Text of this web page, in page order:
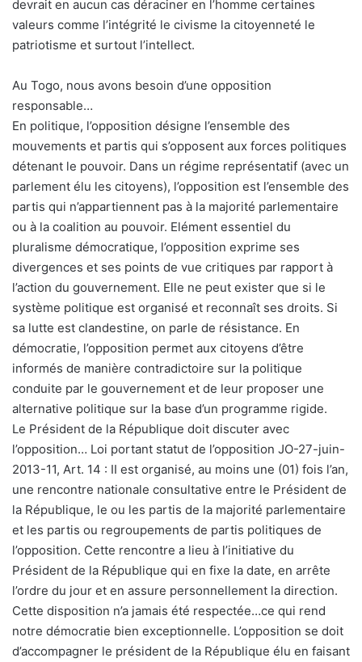
devrait en aucun cas déraciner en l’homme certaines
valeurs comme l’intégrité le civisme la citoyenneté le
patriotisme et surtout l’intellect.
Au Togo, nous avons besoin d’une opposition
responsable…
En politique, l’opposition désigne l’ensemble des
mouvements et partis qui s’opposent aux forces politiques
détenant le pouvoir. Dans un régime représentatif (avec un
parlement élu les citoyens), l’opposition est l’ensemble des
partis qui n’appartiennent pas à la majorité parlementaire
ou à la coalition au pouvoir. Elément essentiel du
pluralisme démocratique, l’opposition exprime ses
divergences et ses points de vue critiques par rapport à
l’action du gouvernement. Elle ne peut exister que si le
système politique est organisé et reconnaît ses droits. Si
sa lutte est clandestine, on parle de résistance. En
démocratie, l’opposition permet aux citoyens d’être
informés de manière contradictoire sur la politique
conduite par le gouvernement et de leur proposer une
alternative politique sur la base d’un programme rigide.
Le Président de la République doit discuter avec
l’opposition… Loi portant statut de l’opposition JO-27-juin-
2013-11, Art. 14 : II est organisé, au moins une (01) fois l’an,
une rencontre nationale consultative entre le Président de
la République, le ou les partis de la majorité parlementaire
et les partis ou regroupements de partis politiques de
l’opposition. Cette rencontre a lieu à l’initiative du
Président de la République qui en fixe la date, en arrête
l’ordre du jour et en assure personnellement la direction.
Cette disposition n’a jamais été respectée…ce qui rend
notre démocratie bien exceptionnelle. L’opposition se doit
d’accompagner le président de la République élu en faisant